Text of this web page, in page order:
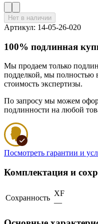
Нет в наличии
Артикул: 14-05-26-020
100% подлинная
Мы продаем только
подделкой, мы полностью
стоимость экспертизы.
По запросу мы можем
подлинности на любой
Посмотреть гарантии и
Комплектация и
Сохранность
XF
—